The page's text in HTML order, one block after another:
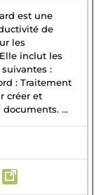
est une
de
les
inclut les
:
: Traitement
créer et
...